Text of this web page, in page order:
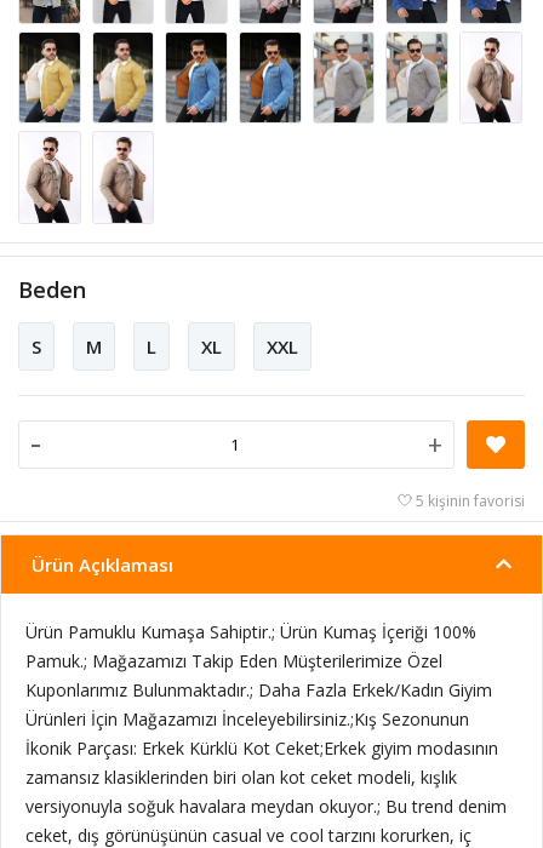
Beden
S M L XL XXL
- +
5 kişinin favorisi
Ürün Açıklaması
Ürün Pamuklu Kumaşa Sahiptir.; Ürün Kumaş İçeriği 100%
Pamuk.; Mağazamızı Takip Eden Müşterilerimize Özel
Kuponlarımız Bulunmaktadır.; Daha Fazla Erkek/Kadın Giyim
Ürünleri İçin Mağazamızı İnceleyebilirsiniz.;Kış Sezonunun
İkonik Parçası: Erkek Kürklü Kot Ceket;Erkek giyim modasının
zamansız klasiklerinden biri olan kot ceket modeli, kışlık
versiyonuyla soğuk havalara meydan okuyor.; Bu trend denim
ceket, dış görünüşünün casual ve cool tarzını korurken, iç